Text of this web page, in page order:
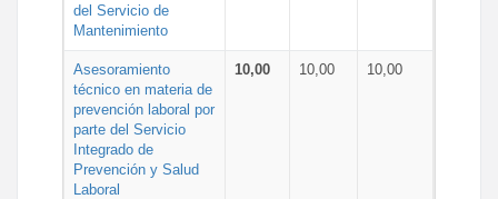
del Servicio de
Mantenimiento
Asesoramiento
técnico en materia de
prevención laboral por
parte del Servicio
Integrado de
Prevención y Salud
Laboral
10,00 10,00 10,00